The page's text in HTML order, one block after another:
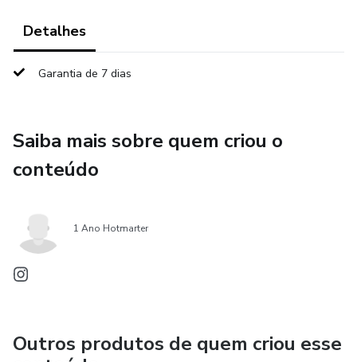
Seja para empreender de casa, aumentar sua renda ou
começar seu próprio negócio, este guia vai te conduzir
pelos primeiros passos até a construção de um cardápio
Detalhes
Garantia de 7 dias
Saiba mais sobre quem criou o
conteúdo
1 Ano Hotmarter
Outros produtos de quem criou esse